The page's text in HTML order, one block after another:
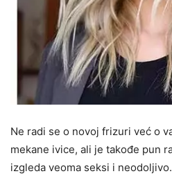
Ne radi se o novoj frizuri već o
mekane ivice, ali je takođe pun
izgleda veoma seksi i